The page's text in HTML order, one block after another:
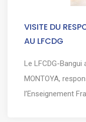
VISITE DU
AU LFCDG
Le LFCDG-Bangui
MONTOYA,
l’Enseignement